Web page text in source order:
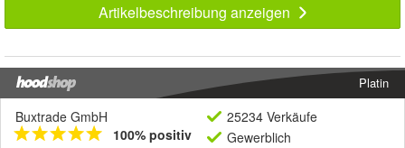
Artikelbeschreibung anzeigen
Platin
Buxtrade GmbH
100% positiv
25234 Verkäufe
Gewerblich